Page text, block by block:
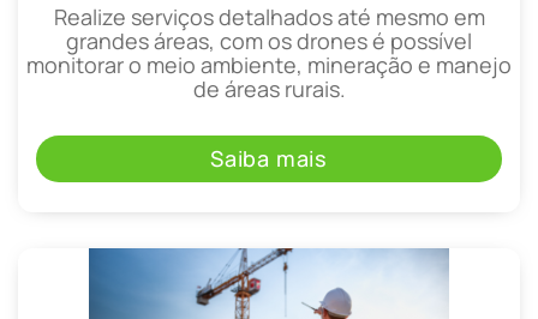
Realize serviços detalhados até mesmo em
grandes áreas, com os drones é possível
monitorar o meio ambiente, mineração e manejo
de áreas rurais.
Saiba mais